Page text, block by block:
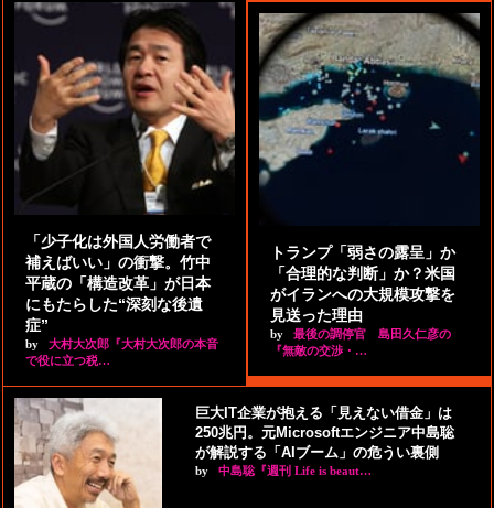
「少子化は外国人労働者で
補えばいい」の衝撃。竹中
平蔵の「構造改革」が日本
にもたらした“深刻な後遺
症”
by
大村大次郎『大村大次郎の本音
で役に立つ税…
トランプ「弱さの露呈」か
「合理的な判断」か？米国
がイランへの大規模攻撃を
見送った理由
by
最後の調停官 島田久仁彦の
『無敵の交渉・…
巨大IT企業が抱える「見えない借金」は
250兆円。元Microsoftエンジニア中島聡
が解説する「AIブーム」の危うい裏側
by 中島聡『週刊 Life is beaut…